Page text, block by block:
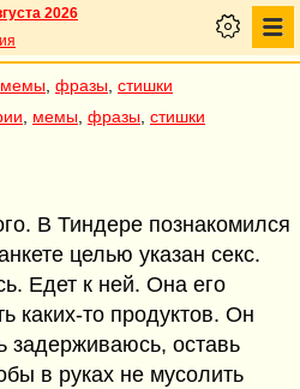
2026
мемы фразы стишки
мемы фразы стишки
В Тиндере познакомился
целью указан секс.
Едет к ней. Она его
каких-то продуктов. Он
задерживаюсь, оставь
в руках не мусолить